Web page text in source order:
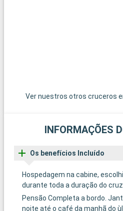
Ver nuestros otros cruceros
INFORMAÇÕES
Os benefícios Incluído
Hospedagem na cabine,
durante toda a duração do
Pensão Completa a bordo.
noite até o café da manhã do